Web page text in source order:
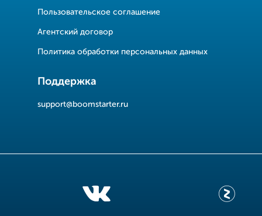
Пользовательское соглашение
Агентский договор
Политика обработки персональных данных
Поддержка
support@boomstarter.ru